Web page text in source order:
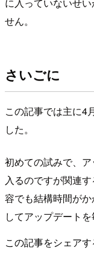
に入っていないせ
せん。
さいごに
この記事では主に4
した。
初めての試みで、
入るのですが関連
容でも結構時間が
してアップデート
この記事をシェアす